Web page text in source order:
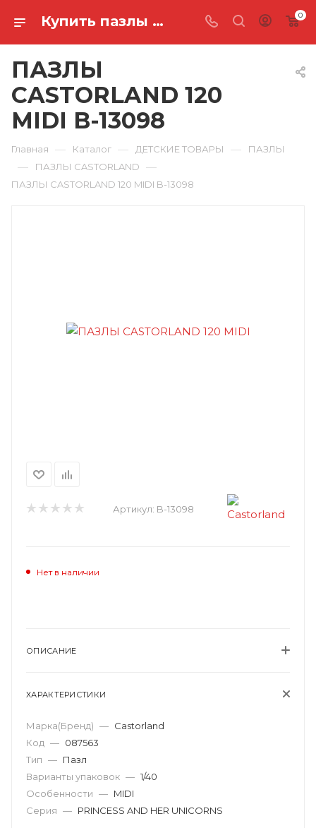
Купить пазлы castorland 120 midi B-13098 в Ростове-на-Дону 0
ПАЗЛЫ
CASTORLAND 120
MIDI B-13098
Главная — Каталог — ДЕТСКИЕ ТОВАРЫ — ПАЗЛЫ
— ПАЗЛЫ CASTORLAND —
ПАЗЛЫ CASTORLAND 120 MIDI B-13098
Артикул: B-13098
Нет в наличии
ОПИСАНИЕ
ХАРАКТЕРИСТИКИ
Марка(Бренд) — Castorland
Код — 087563
Тип — Пазл
Варианты упаковок — 1/40
Особенности — MIDI
Серия — PRINCESS AND HER UNICORNS